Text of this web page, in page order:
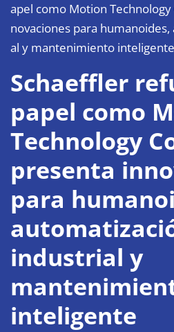
apel como Motion
novaciones para
al y mantenimiento inteligente
Schaeffler
papel como
Technology
presenta
para
industrial y
inteligente